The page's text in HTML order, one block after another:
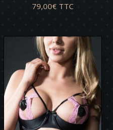
79,00€ TTC